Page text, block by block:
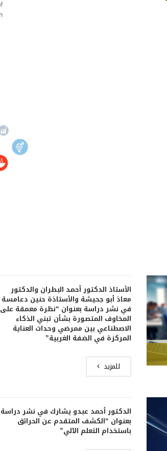
الأستاذ الدكتور أحمد البطران والدكتور
معاذ أبو جحيشة والأستاذة حنين دعامسة
في نشر دراسة بعنوان “نظرة معمقة على
المخاوف المتصورة بشأن تبني الذكاء
الاصطناعي بين ممرضي وحدات العناية
المركزة في الضفة الغربية”
للمزيد
الدكتور أحمد عبدو يشارك في نشر دراسة
بعنوان “الكشف المتقدم عن الحرائق
باستخدام التعلم الآلي”